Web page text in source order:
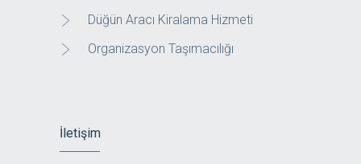
Düğün Aracı Kiralama Hizmeti
Organizasyon Taşımacılığı
İletişim